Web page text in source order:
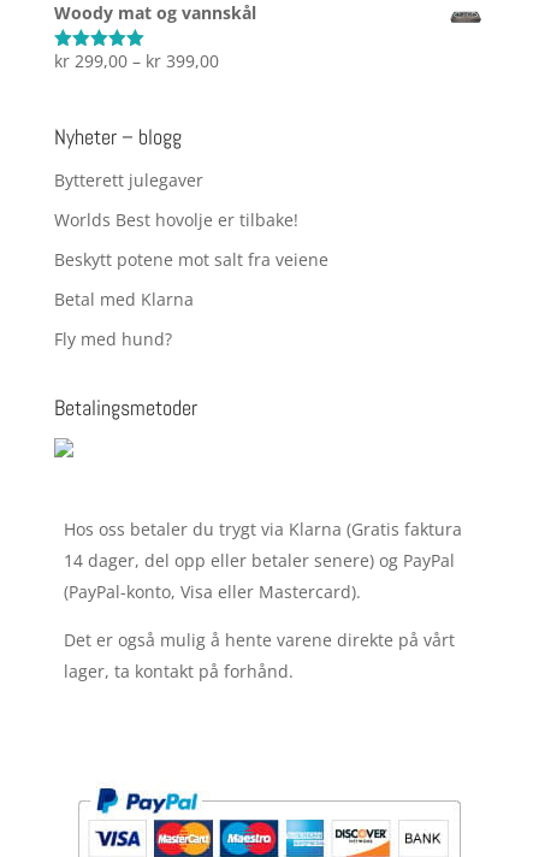
var:
kr 599,00.kr 399,00.
Woody mat og vannskål
Vurdert5.00
kr299,00 – kr399,00Prisområde:
Nyheter – blogg
Bytterett julegaver
Worlds Best hovolje er tilbake!
Beskytt potene mot salt fra veiene
Betal med Klarna
Fly med hund?
Betalingsmetoder
Hos oss betaler du trygt via Klarna (Gratis faktura
14 dager, del opp eller betaler senere) og PayPal
(PayPal-konto, Visa eller Mastercard).
Det er også mulig å hente varene direkte på vårt
lager, ta kontakt på forhånd.